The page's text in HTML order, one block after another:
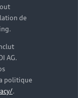
de
AG.
politique
.